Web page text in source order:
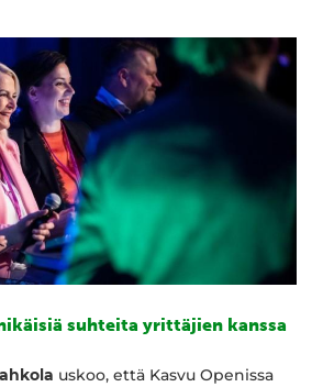
suhteita yrittäjien kanssa
uskoo, että Kasvu Openissa